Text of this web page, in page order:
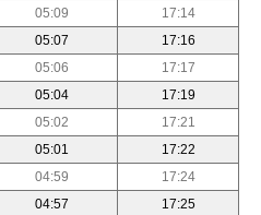
05:09
17:14
05:07
17:16
05:06
17:17
05:04
17:19
05:02
17:21
05:01
17:22
04:59
17:24
04:57
17:25